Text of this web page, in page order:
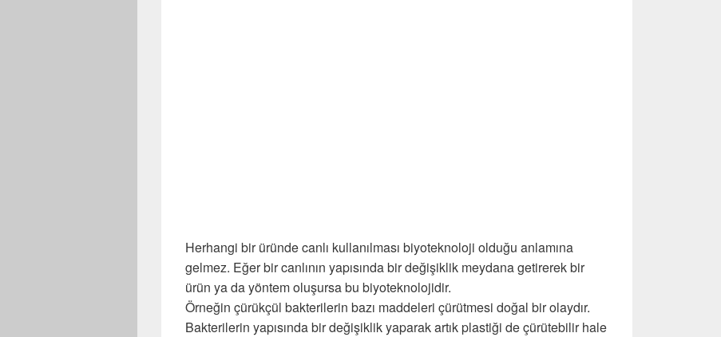
Herhangi bir üründe canlı kullanılması biyoteknoloji olduğu anlamına
gelmez. Eğer bir canlının yapısında bir değişiklik meydana getirerek bir
ürün ya da yöntem oluşursa bu biyoteknolojidir.
Örneğin çürükçül bakterilerin bazı maddeleri çürütmesi doğal bir olaydır.
Bakterilerin yapısında bir değişiklik yaparak artık plastiği de çürütebilir hale